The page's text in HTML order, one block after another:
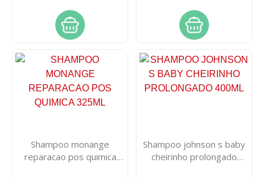
Shampoo monange
reparacao pos quimica
Shampoo johnson s baby
cheirinho prolongado